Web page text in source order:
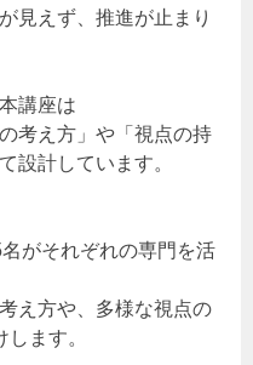
見えず、推進が止まり
講座は
考え方」や「視点の持
設計しています。
名がそれぞれの専門を活
え方や、多様な視点の
ます。